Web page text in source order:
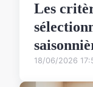
Les
18/06/2026